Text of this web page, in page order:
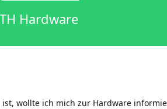
Hardware
wollte ich mich zur Hardware